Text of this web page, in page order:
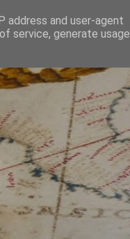
address and user-agent
service, generate usage